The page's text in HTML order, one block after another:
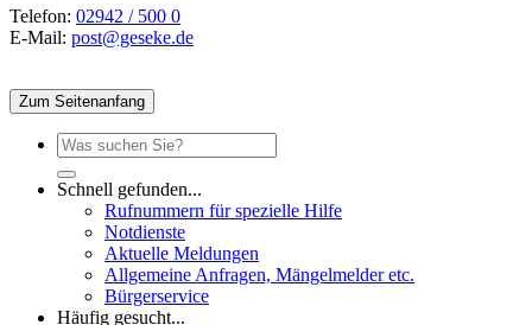
Telefon: 02942 / 500 0
E-Mail: post@geseke.de
Zum Seitenanfang
Schnell gefunden...
Rufnummern für spezielle Hilfe
Notdienste
Aktuelle Meldungen
Allgemeine Anfragen, Mängelmelder etc.
Bürgerservice
Häufig gesucht...